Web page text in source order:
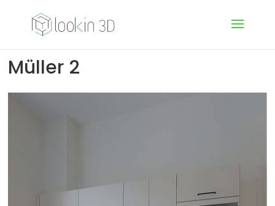
Müller 2